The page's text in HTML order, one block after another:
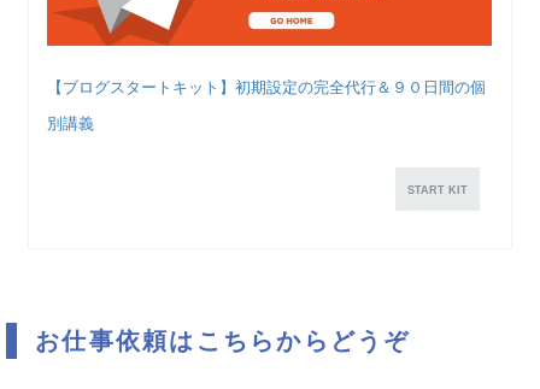
【ブログスタートキット】初期設定の完全代行＆９０日間の個
別講義
START KIT
お仕事依頼はこちらからどうぞ